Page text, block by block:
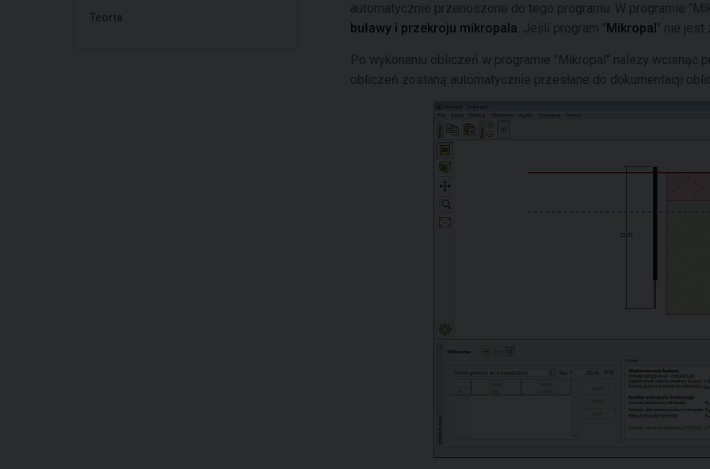
Teoria
automatycznie przenoszone do tego programu. W programie
buławy i przekroju mikropala . Jeśli program "Mikropal" nie jest
Po wykonaniu obliczeń w programie "Mikropal" należy wcisnąć
obliczeń zostaną automatycznie przesłane do dokumentacji